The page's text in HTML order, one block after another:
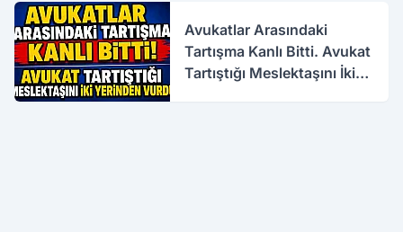
Avukatlar Arasındaki
Tartışma Kanlı Bitti. Avukat
Tartıştığı Meslektaşını İki